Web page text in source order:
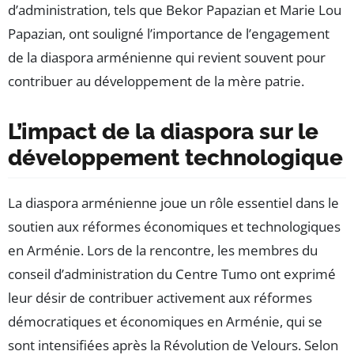
d’administration, tels que Bekor Papazian et Marie Lou
Papazian, ont souligné l’importance de l’engagement
de la diaspora arménienne qui revient souvent pour
contribuer au développement de la mère patrie.
L’impact de la diaspora sur le
développement technologique
La diaspora arménienne joue un rôle essentiel dans le
soutien aux réformes économiques et technologiques
en Arménie. Lors de la rencontre, les membres du
conseil d’administration du Centre Tumo ont exprimé
leur désir de contribuer activement aux réformes
démocratiques et économiques en Arménie, qui se
sont intensifiées après la Révolution de Velours. Selon